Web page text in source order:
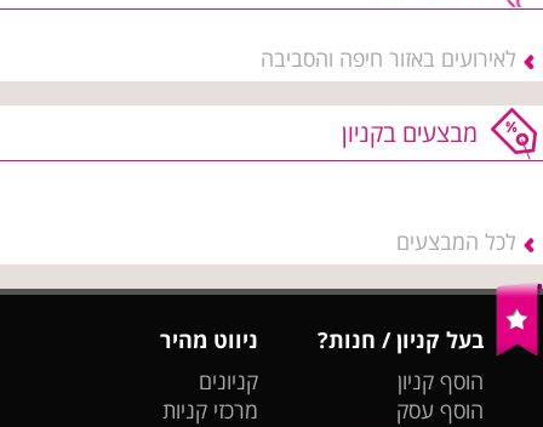
לאירועים באזור חיפה והסביבה
מבצעים בקניון
לכל המבצעים
בעל קניון / חנות?
הוסף קניון
הוסף עסק
ניווט מהיר
קניונים
מרכזי קניות